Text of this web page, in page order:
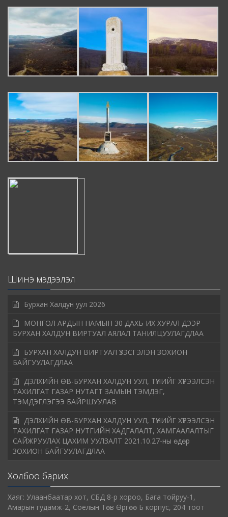
Шинэ мэдээлэл
Бурхан Халдун уул 2026
МОНГОЛ АРДЫН НАМЫН 30 ДАХЬ ИХ ХУРАЛ ДЭЭР
БУРХАН ХАЛДУН ВИРТУАЛ АЯЛАЛ ТАНИЛЦУУЛАГДЛАА
БУРХАН ХАЛДУН ВИРТУАЛ ҮЗЭСГЭЛЭН ЗОХИОН
БАЙГУУЛАГДЛАА
ДЭЛХИЙН ӨВ-БУРХАН ХАЛДУН УУЛ, ТҮҮНИЙГ ХҮРЭЭЛСЭН
ТАХИЛГАТ ГАЗАР НУТАГТ ЗАМЫН ТЭМДЭГ,
ТЭМДЭГЛЭГЭЭ БАЙРШУУЛАВ
ДЭЛХИЙН ӨВ-БУРХАН ХАЛДУН УУЛ, ТҮҮНИЙГ ХҮРЭЭЛСЭН
ТАХИЛГАТ ГАЗАР НУТГИЙН ХАДГАЛАЛТ, ХАМГААЛАЛТЫГ
САЙЖРУУЛАХ ЦАХИМ УУЛЗАЛТ 2021.10.27-ны өдөр
ЗОХИОН БАЙГУУЛАГДЛАА
Холбоо барих
Хаяг: Улаанбаатар хот, СБД 8-р хороо, Бага тойруу-1,
Амарын гудамж-2, Соёлын Төв Өргөө Б корпус, 204 тоот